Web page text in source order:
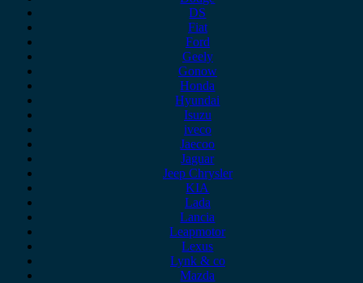
DS
Fiat
Ford
Geely
Gonow
Honda
Hyundai
Isuzu
iveco
Jaecoo
Jaguar
Jeep Chrysler
KIA
Lada
Lancia
Leapmotor
Lexus
Lynk & co
Mazda